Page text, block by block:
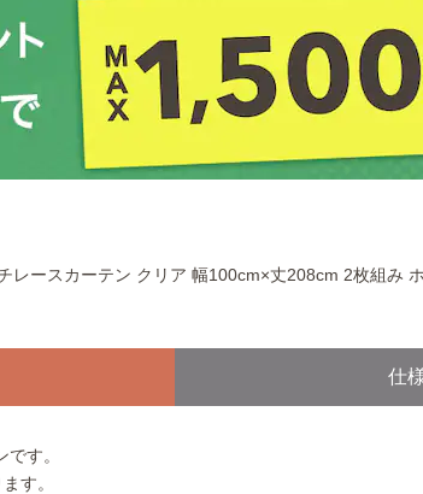
レースカーテン クリア 幅100cm×丈208cm 2枚組み
仕
す。
す。